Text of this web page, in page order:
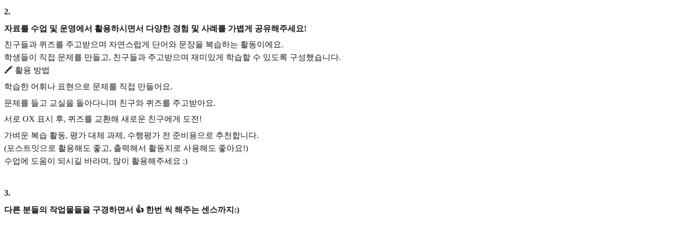
2.
자료를 수업 및 운영에서 활용하시면서 다양한 경험 및 사례를 가볍게 공유해주세요!
친구들과 퀴즈를 주고받으며 자연스럽게 단어와 문장을 복습하는 활동이에요.
학생들이 직접 문제를 만들고, 친구들과 주고받으며 재미있게 학습할 수 있도록 구성했습니다.
🖍 활용 방법
학습한 어휘나 표현으로 문제를 직접 만들어요.
문제를 들고 교실을 돌아다니며 친구와 퀴즈를 주고받아요.
서로 OX 표시 후, 퀴즈를 교환해 새로운 친구에게 도전!
가벼운 복습 활동, 평가 대체 과제, 수행평가 전 준비용으로 추천합니다.
(포스트잇으로 활용해도 좋고, 출력해서 활동지로 사용해도 좋아요!)
수업에 도움이 되시길 바라며, 많이 활용해주세요 :)
3.
다른 분들의 작업물들을 구경하면서 👍 한번 씩 해주는 센스까지:)